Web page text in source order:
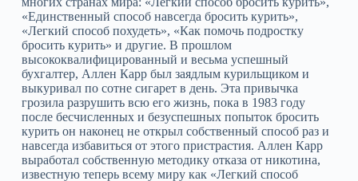
«Единственный способ навсегда бросить курить»,
«Легкий способ похудеть», «Как помочь подростку
бросить курить» и другие. В прошлом
высококвалифицированный и весьма успешный
бухгалтер, Аллен Карр был заядлым курильщиком и
выкуривал по сотне сигарет в день. Эта привычка
грозила разрушить всю его жизнь, пока в 1983 году
после бесчисленных и безуспешных попыток бросить
курить он наконец не открыл собственный способ раз и
навсегда избавиться от этого пристрастия. Аллен Карр
выработал собственную методику отказа от никотина,
известную теперь всему миру как «Легкий способ